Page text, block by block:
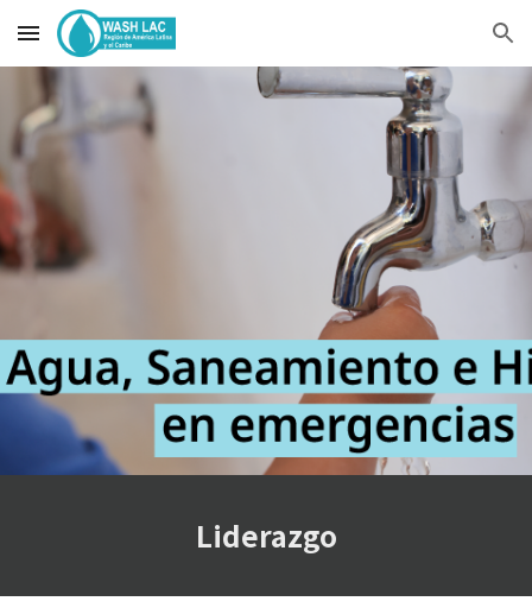
Skip to main content Skip to navigation
Liderazgo